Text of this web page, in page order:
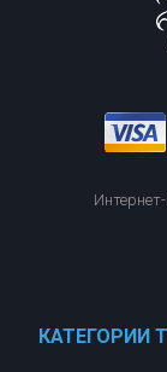
КАТЕГОРИИ